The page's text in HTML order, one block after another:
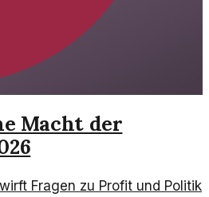
Macht der
Fragen zu Profit und Politik